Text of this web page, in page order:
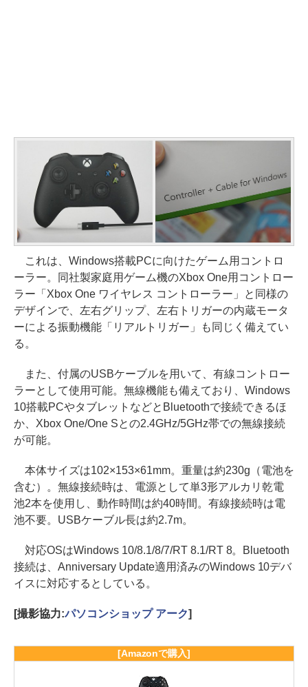
これは、Windows搭載PCに向けたゲーム用コントロ
ーラー。同社製家庭用ゲーム機のXbox One用コントロー
ラー「Xbox One ワイヤレス コントローラー」と同様の
デザインで、左右グリップ、左右トリガーの内蔵モータ
ーによる振動機能「リアルトリガー」も同じく備えてい
る。
また、付属のUSBケーブルを用いて、有線コントロー
ラーとして使用可能。無線機能も備えており、Windows
10搭載PCやタブレットなどとBluetoothで接続できるほ
か、Xbox One/One Sとの2.4GHz/5GHz帯での無線接続
が可能。
本体サイズは102×153×61mm。重量は約230g（電池を
含む）。無線接続時は、電源として単3形アルカリ乾電
池2本を使用し、動作時間は約40時間。有線接続時は電
池不要。USBケーブル長は約2.7m。
対応OSはWindows 10/8.1/8/7/RT 8.1/RT 8。Bluetooth
接続は、Anniversary Update適用済みのWindows 10デバ
イスに対応するとしている。
[撮影協力:パソコンショップ アーク]
[Amazonで購入]